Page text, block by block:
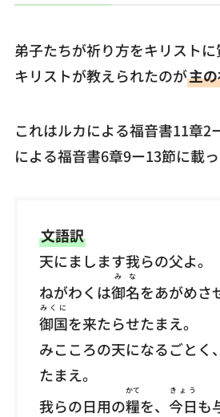
弟子たちが祈り方をキリストに
キリストが教えられたのが主
これはルカによる福音書11章2
による福音書6章9ー13節に載っ
文語訳
天にまします我らの父よ。
ねがわくは御名
みな
をあがめさ
御国
みくに
を来たらせたまえ。
みこころの天になるごとく
たまえ。
我らの日用の糧
かて
を、 今日
きょう
も